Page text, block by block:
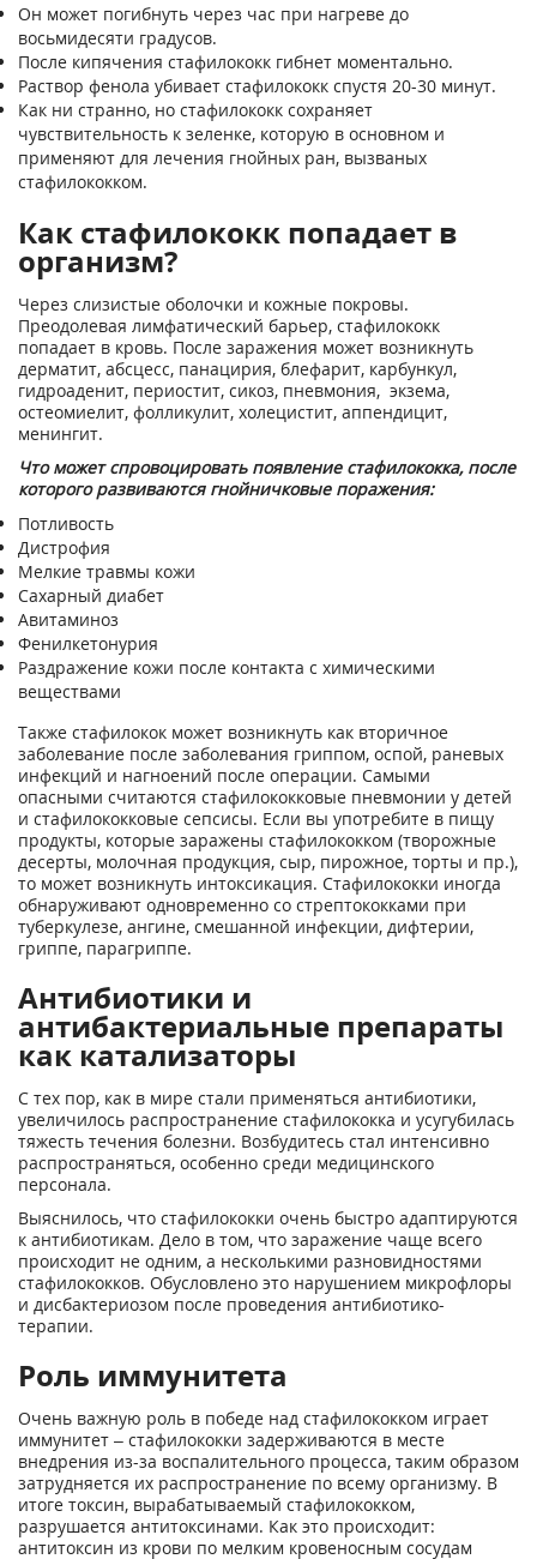
Он может погибнуть через час при нагреве до
восьмидесяти градусов.
После кипячения стафилококк гибнет моментально.
Раствор фенола убивает стафилококк спустя 20-30 минут.
Как ни странно, но стафилококк сохраняет
чувствительность к зеленке, которую в основном и
применяют для лечения гнойных ран, вызваных
стафилококком.
Как стафилококк попадает в
организм?
Через слизистые оболочки и кожные покровы.
Преодолевая лимфатический барьер, стафилококк
попадает в кровь. После заражения может возникнуть
дерматит, абсцесс, панацирия, блефарит, карбункул,
гидроаденит, периостит, сикоз, пневмония, экзема,
остеомиелит, фолликулит, холецистит, аппендицит,
менингит.
Что может спровоцировать появление стафилококка, после
которого развиваются гнойничковые поражения:
Потливость
Дистрофия
Мелкие травмы кожи
Сахарный диабет
Авитаминоз
Фенилкетонурия
Раздражение кожи после контакта с химическими
веществами
Также стафилокок может возникнуть как вторичное
заболевание после заболевания гриппом, оспой, раневых
инфекций и нагноений после операции. Самыми
опасными считаются стафилококковые пневмонии у детей
и стафилококковые сепсисы. Если вы употребите в пищу
продукты, которые заражены стафилококком (творожные
десерты, молочная продукция, сыр, пирожное, торты и пр.),
то может возникнуть интоксикация. Стафилококки иногда
обнаруживают одновременно со стрептококками при
туберкулезе, ангине, смешанной инфекции, дифтерии,
гриппе, парагриппе.
Антибиотики и
антибактериальные препараты
как катализаторы
С тех пор, как в мире стали применяться антибиотики,
увеличилось распространение стафилококка и усугубилась
тяжесть течения болезни. Возбудитесь стал интенсивно
распространяться, особенно среди медицинского
персонала.
Выяснилось, что стафилококки очень быстро адаптируются
к антибиотикам. Дело в том, что заражение чаще всего
происходит не одним, а несколькими разновидностями
стафилококков. Обусловлено это нарушением микрофлоры
и дисбактериозом после проведения антибиотико-
терапии.
Роль иммунитета
Очень важную роль в победе над стафилококком играет
иммунитет – стафилококки задерживаются в месте
внедрения из-за воспалительного процесса, таким образом
затрудняется их распространение по всему организму. В
итоге токсин, вырабатываемый стафилококком,
разрушается антитоксинами. Как это происходит:
антитоксин из крови по мелким кровеносным сосудам